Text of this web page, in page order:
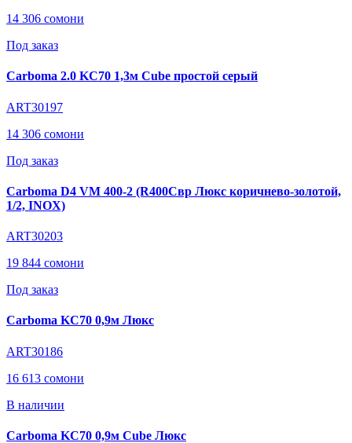
14 306 сомони
Под заказ
Carboma 2.0 KC70 1,3м Cube простой серый
ART30197
14 306 сомони
Под заказ
Carboma D4 VM 400-2 (R400Cвр Люкс коричнево-золотой,
1/2, INOX)
ART30203
19 844 сомони
Под заказ
Carboma KC70 0,9м Люкс
ART30186
16 613 сомони
В наличии
Carboma KC70 0,9м Cube Люкс